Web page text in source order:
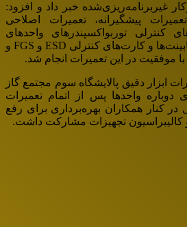
انجام ۲۰ دستورکار غیربرنامه‌ریزی‌شده خبر داد و افزود:
تعمیرات پیشگیرانه، تعمیرات اصلاحی
کنترلی توربواکسپندرهای واحدهای
شیرین‌سازی، تمیزکاری کابینت‌ها و کارت‌های کنترلی ESD و FGS و
موفقیت در این تعمیرات انجام شد.
ابزار دقیق پالایشگاه سوم مجتمع گاز
دوباره واحدها پس از اتمام تعمیرات
کنار همکاران بهره‌برداری برای رفع
کالیبراسیون تجهیزات مشارکت داشت.